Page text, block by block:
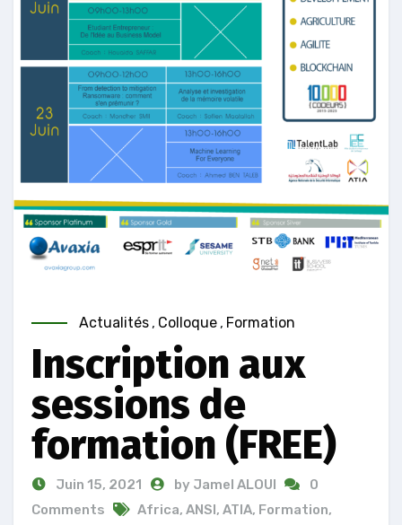
Actualités , Colloque , Formation
Inscription aux
sessions de
formation (FREE)
Juin 15, 2021 by Jamel ALOUI
0
Comments
Africa, ANSI, ATIA, Formation,